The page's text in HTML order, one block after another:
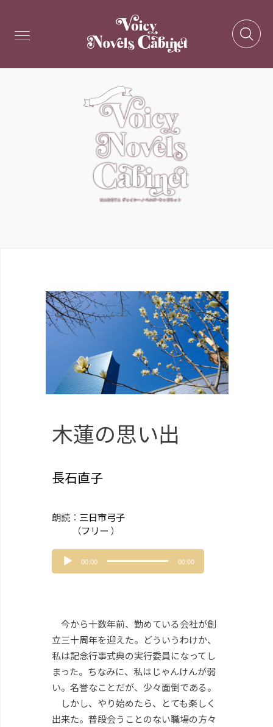
木蓮の思い出
長石直子
朗読： 三日市弓子
（フリー ）
音
ー
00:00 00:00
今から十数年前、勤めている会社が創
立三十周年を迎えた。どういうわけか、
私は記念行事式典の実行委員になってし
まった。ちなみに、私はじゃんけんが弱
い。名誉なことだが、少々面倒である。
しかし、やり始めたら、とても楽しく
出来た。普段会うことのない職場の方々